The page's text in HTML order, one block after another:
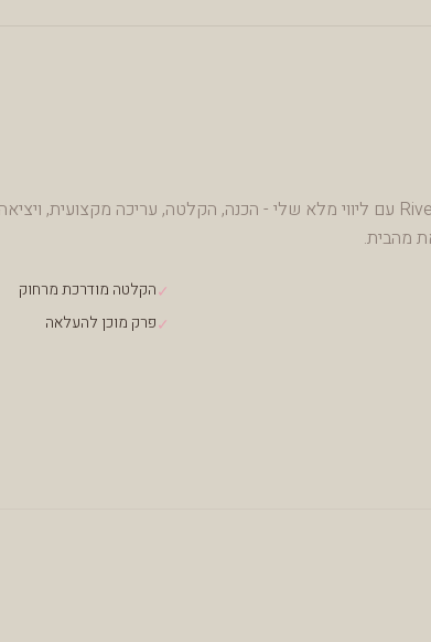
הפרק הראשון שלך! הקלטה מודרכת ב-Riverside עם ליווי מלא שלי - הכנה, הקלטה, עריכה מקצועית, ויציאה
מהבית.
✓הקלטה מודרכת מרחוק
✓פרק מוכן להעלאה